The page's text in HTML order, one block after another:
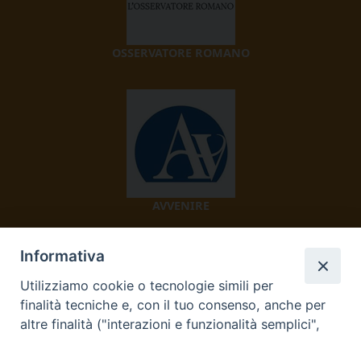
OSSERVATORE ROMANO
AVVENIRE
Informativa
Utilizziamo cookie o tecnologie simili per
finalità tecniche e, con il tuo consenso, anche per
altre finalità ("interazioni e funzionalità semplici",